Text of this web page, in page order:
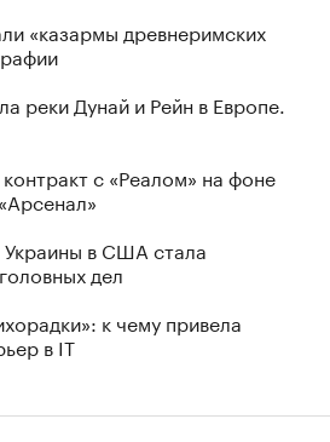
«казармы древнеримских
реки Дунай и Рейн в Европе.
с «Реалом» на фоне
в США стала
дел
к чему привела
в IT